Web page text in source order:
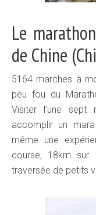
Le
de Chine
5164 marches à
peu fou du
Visiter l’une sept
accomplir un
même une
course, 18km sur
traversée de petits